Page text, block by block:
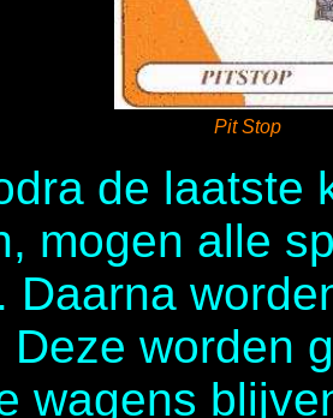
Pit Stop
de laatste
mogen alle
Daarna
Deze worden
wagens